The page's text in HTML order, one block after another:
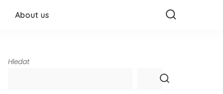
About us
Hledat